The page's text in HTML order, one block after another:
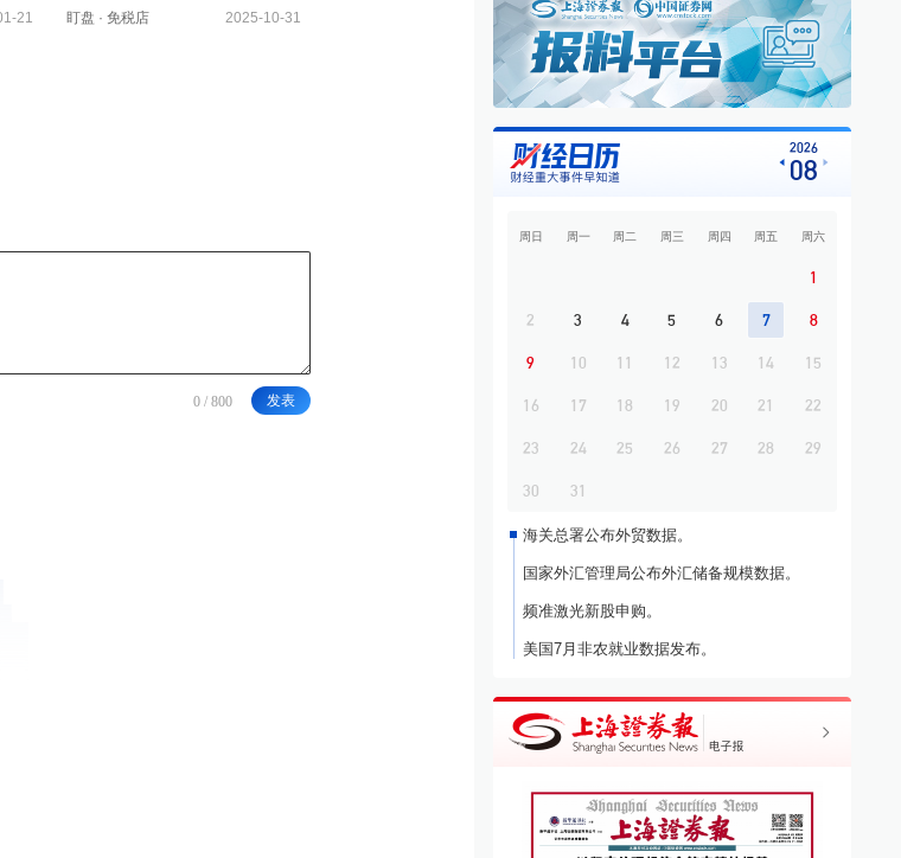
21 盯盘 · 免税店 2025-10-31 2025-10-30 聚焦·海南 02-10
发表
8
专题·板块异动 | 煤炭板块大幅上涨 昊华能
源等多股涨停
9
专题·国际晨讯 | 闪迪、西部数据美股盘后大
跌 黄金强势反弹
10 开盘必读 2026
08
周日 周一 周二 周三 周四 周五 周六
1
2 3 4 5 6 7 8
9 10 11 12 13 14 15
16 17 18 19 20 21 22
23 24 25 26 27 28 29
30 31
海关总署公布外贸数据。
国家外汇管理局公布外汇储备规模数据。
频准激光新股申购。
美国7月非农就业数据发布。